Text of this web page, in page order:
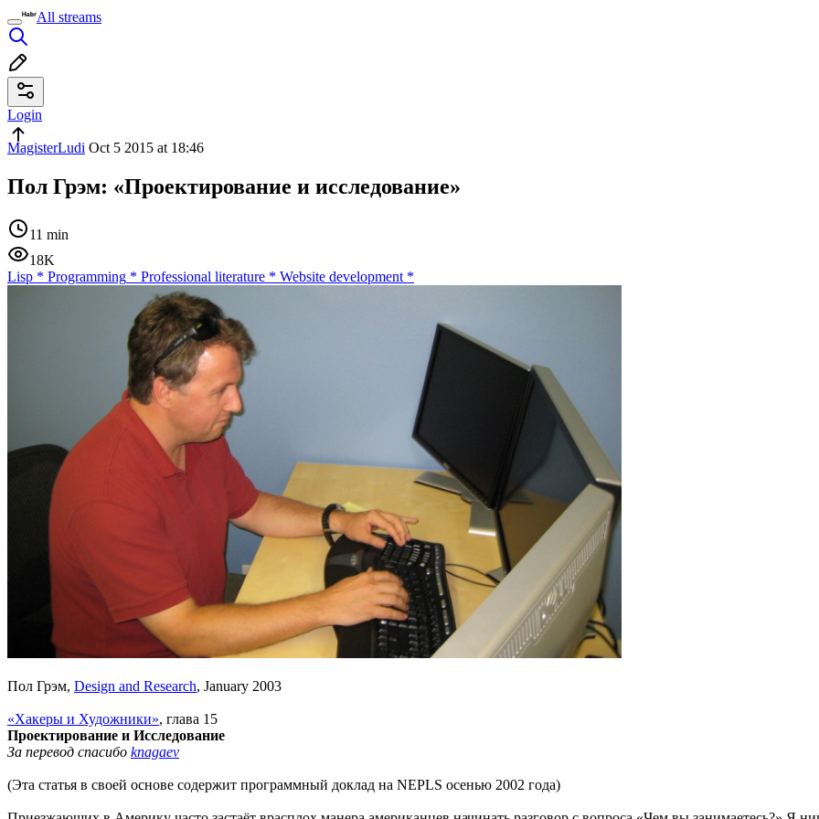
All streams
Login
MagisterLudi Oct 5 2015 at 18:46
Пол Грэм: «Проектирование и исследование»
11 min
18K
Lisp * Programming * Professional literature * Website development *
Пол Грэм, Design and Research, January 2003
«Хакеры и Художники», глава 15
Проектирование и Исследование
За перевод спасибо knagaev
(Эта статья в своей основе содержит программный доклад на NEPLS осенью 2002 года)